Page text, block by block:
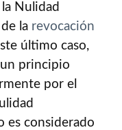
Nulidad
la revocación
último caso,
principio
por el
es considerado